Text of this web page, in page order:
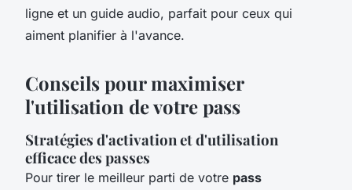
ligne et un guide audio, parfait pour ceux qui
aiment planifier à l'avance.
Conseils pour maximiser
l'utilisation de votre pass
Stratégies d'activation et d'utilisation
efficace des passes
Pour tirer le meilleur parti de votre pass